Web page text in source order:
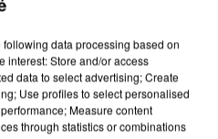
following data processing based on
interest: Store and/or access
data to select advertising; Create
Use profiles to select personalised
Measure content
through statistics or combinations